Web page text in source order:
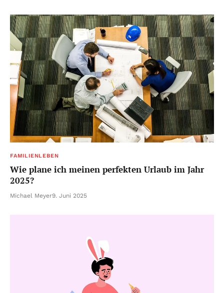
FAMILIENLEBEN
Wie plane ich meinen perfekten Urlaub im Jahr
2025?
Michael Meyer9. Juni 2025